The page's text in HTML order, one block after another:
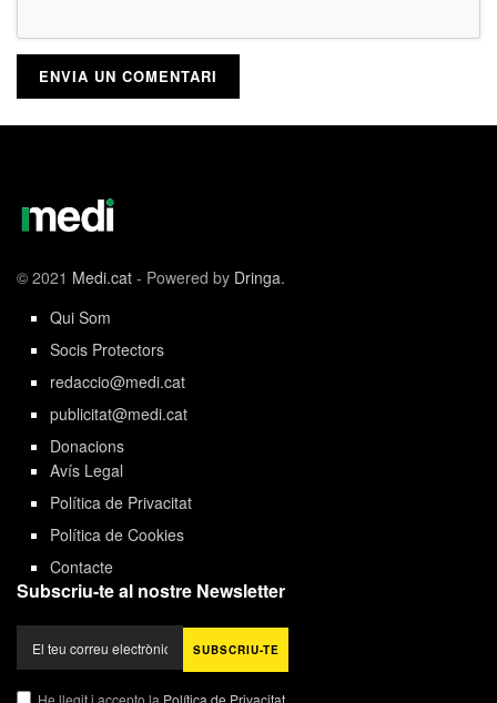
© 2021 Medi.cat - Powered by Dringa.
Qui Som
Socis Protectors
redaccio@medi.cat
publicitat@medi.cat
Donacions
Avís Legal
Política de Privacitat
Política de Cookies
Contacte
Subscriu-te al nostre Newsletter
He llegit i accepto la Política de Privacitat